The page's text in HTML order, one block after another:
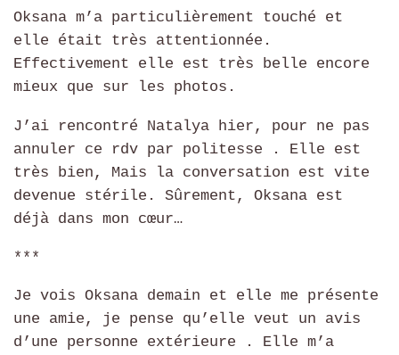
Oksana m’a particulièrement touché et
elle était très attentionnée.
Effectivement elle est très belle encore
mieux que sur les photos.
J’ai rencontré Natalya hier, pour ne pas
annuler ce rdv par politesse . Elle est
très bien, Mais la conversation est vite
devenue stérile. Sûrement, Oksana est
déjà dans mon cœur…
***
Je vois Oksana demain et elle me présente
une amie, je pense qu’elle veut un avis
d’une personne extérieure . Elle m’a